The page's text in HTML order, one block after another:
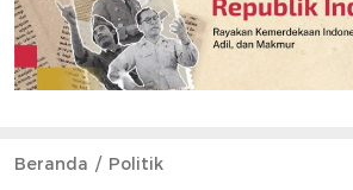
Beranda Politik